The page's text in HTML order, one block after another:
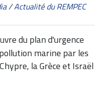
/Actualité du REMPEC
du plan d'urgence
marine par les
la Grèce et Israël